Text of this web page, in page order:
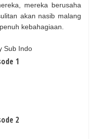
mereka berusaha
akan nasib malang
kebahagiaan.
Sub Indo
1
2